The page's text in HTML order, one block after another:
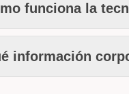
funciona la
información